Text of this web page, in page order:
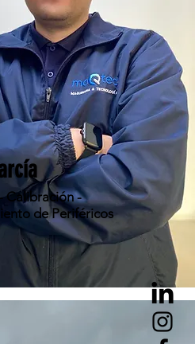
Calibración -
de Periféricos